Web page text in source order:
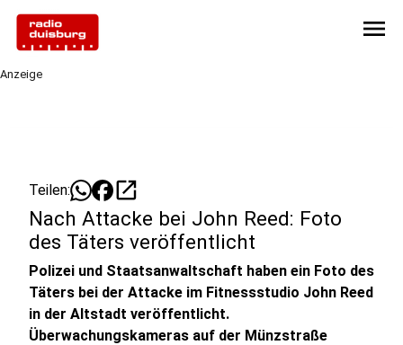
menu
Anzeige
Teilen: open_in_new
Nach Attacke bei John Reed: Foto
des Täters veröffentlicht
Polizei und Staatsanwaltschaft haben ein Foto des
Täters bei der Attacke im Fitnessstudio John Reed
in der Altstadt veröffentlicht.
Überwachungskameras auf der Münzstraße